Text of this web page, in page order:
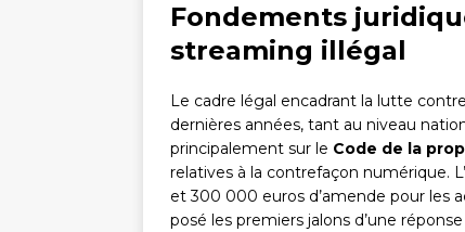
Fondements
streaming illégal
Le cadre légal encadrant la lutte
dernières années, tant au niveau
principalement sur le Code de la
relatives à la contrefaçon numérique.
et 300 000 euros d’amende pour les
posé les premiers jalons d’une